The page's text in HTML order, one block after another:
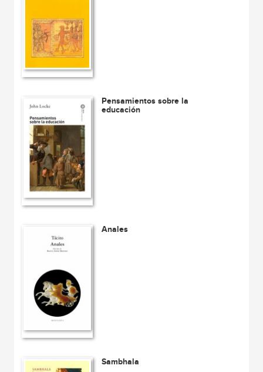
Pensamientos sobre la
educación
Anales
Sambhala